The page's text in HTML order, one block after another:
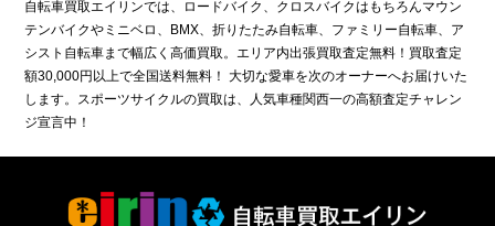
自転車買取エイリンでは、ロードバイク、クロスバイクはもちろんマウン
テンバイクやミニベロ、BMX、折りたたみ自転車、ファミリー自転車、ア
シスト自転車まで幅広く高価買取。エリア内出張買取査定無料！買取査定
額30,000円以上で全国送料無料！ 大切な愛車を次のオーナーへお届けいた
します。スポーツサイクルの買取は、人気車種関西一の高額査定チャレン
ジ宣言中！